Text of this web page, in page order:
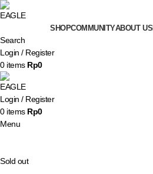
SHOPCOMMUNITYABOUT US
Search
Login / Register
0 items Rp0
Login / Register
0 items Rp0
Menu
Sold out